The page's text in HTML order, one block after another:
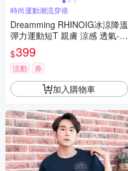
時尚運動潮流穿搭
Dreamming RHINOIG冰涼降溫
彈力運動短T 親膚 涼感 透氣-共
二色
$399
活動 券
加入購物車